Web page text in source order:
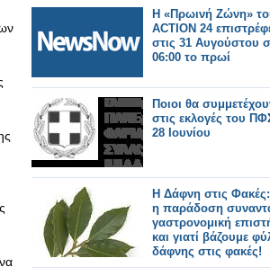
Η «Πρωινή Ζώνη»
ACTION 24
στις 31 Αυγούστου
06:00 το πρωί
Ποιοι θα
στις εκλογές του
28 Ιουνίου
Η Δάφνη στις
η παράδοση
γαστρονομική
και γιατί βάζουμε
δάφνης στις φακές!